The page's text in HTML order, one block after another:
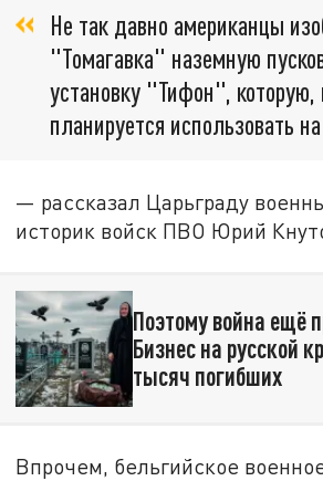
Не так давно американцы
"Томагавка" наземную
установку "Тифон",
планируется использовать на
— рассказал Царьграду
историк войск ПВО Юрий
Поэтому война ещё
Бизнес на русской
тысяч погибших
Впрочем, бельгийское